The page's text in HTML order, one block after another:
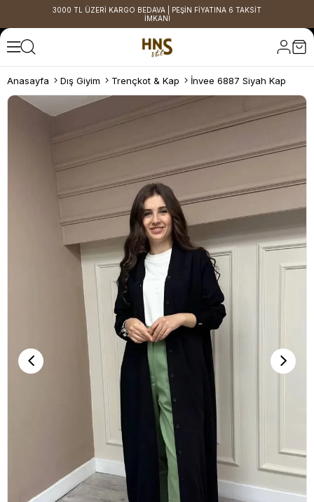
3000 TL ÜZERİ KARGO BEDAVA | PEŞİN FİYATINA 6 TAKSİT
İMKANI
Anasayfa Dış Giyim Trençkot & Kap İnvee 6887 Siyah Kap